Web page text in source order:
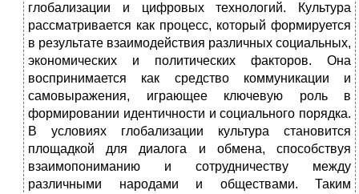
глобализации и цифровых технологий. Культура
рассматривается как процесс, который формируется
в результате взаимодействия различных социальных,
экономических и политических факторов. Она
воспринимается как средство коммуникации и
самовыражения, играющее ключевую роль в
формировании идентичности и социального порядка.
В условиях глобализации культура становится
площадкой для диалога и обмена, способствуя
взаимопониманию и сотрудничеству между
различными народами и обществами. Таким